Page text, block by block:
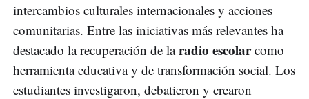
intercambios culturales internacionales y acciones
comunitarias. Entre las iniciativas más relevantes ha
destacado la recuperación de laradio escolarcomo
herramienta educativa y de transformación social. Los
estudiantes investigaron, debatieron y crearon